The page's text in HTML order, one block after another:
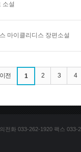
소설
마이클리디스 장편소설
이전 1 2 3 4
전화 033-262-1920 팩스 033-